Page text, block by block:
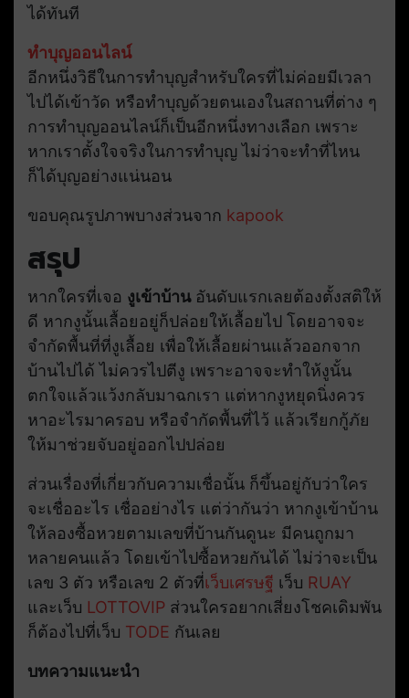
ได้ทันที
ทำบุญออนไลน์
อีกหนึ่งวิธีในการทำบุญสำหรับใครที่ไม่ค่อยมีเวลา
ไปได้เข้าวัด หรือทำบุญด้วยตนเองในสถานที่ต่าง ๆ
การทำบุญออนไลน์ก็เป็นอีกหนึ่งทางเลือก เพราะ
หากเราตั้งใจจริงในการทำบุญ ไม่ว่าจะทำที่ไหน
ก็ได้บุญอย่างแน่นอน
ขอบคุณรูปภาพบางส่วนจาก kapook
สรุป
หากใครที่เจอ งูเข้าบ้านอันดับแรกเลยต้องตั้งสติให้
ดี หากงูนั้นเลื้อยอยู่ก็ปล่อยให้เลื้อยไป โดยอาจจะ
จำกัดพื้นที่ที่งูเลื้อย เพื่อให้เลื้อยผ่านแล้วออกจาก
บ้านไปได้ ไม่ควรไปตีงู เพราะอาจจะทำให้งูนั้น
ตกใจแล้วแว้งกลับมาฉกเรา แต่หากงูหยุดนิ่งควร
หาอะไรมาครอบ หรือจำกัดพื้นที่ไว้ แล้วเรียกกู้ภัย
ให้มาช่วยจับอยู่ออกไปปล่อย
ส่วนเรื่องที่เกี่ยวกับความเชื่อนั้น ก็ขึ้นอยู่กับว่าใคร
จะเชื่ออะไร เชื่ออย่างไร แต่ว่ากันว่า หากงูเข้าบ้าน
ให้ลองซื้อหวยตามเลขที่บ้านกันดูนะ มีคนถูกมา
หลายคนแล้ว โดยเข้าไปซื้อหวยกันได้ ไม่ว่าจะเป็น
เลข 3 ตัว หรือเลข 2 ตัวที่เว็บเศรษฐี เว็บ RUAY
และเว็บ LOTTOVIP ส่วนใครอยากเสี่ยงโชคเดิมพัน
ก็ต้องไปที่เว็บ TODE กันเลย
บทความแนะนำ